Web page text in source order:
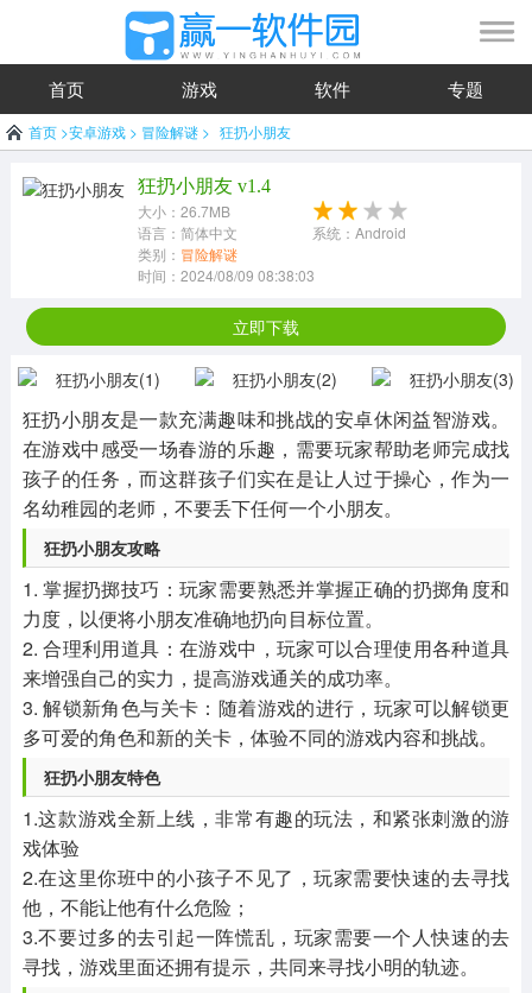
首页 游戏 软件 专题
首页 >安卓游戏 > 冒险解谜 > 狂扔小朋友
狂扔小朋友 v1.4
大小：26.7MB
语言：简体中文
系统：Android
类别： 冒险解谜
时间：2024/08/09 08:38:03
立即下载
狂扔小朋友是一款充满趣味和挑战的安卓休闲益智游戏。
在游戏中感受一场春游的乐趣，需要玩家帮助老师完成找
孩子的任务，而这群孩子们实在是让人过于操心，作为一
名幼稚园的老师，不要丢下任何一个小朋友。
狂扔小朋友攻略
1. 掌握扔掷技巧：玩家需要熟悉并掌握正确的扔掷角度和
力度，以便将小朋友准确地扔向目标位置。
2. 合理利用道具：在游戏中，玩家可以合理使用各种道具
来增强自己的实力，提高游戏通关的成功率。
3. 解锁新角色与关卡：随着游戏的进行，玩家可以解锁更
多可爱的角色和新的关卡，体验不同的游戏内容和挑战。
狂扔小朋友特色
1.这款游戏全新上线，非常有趣的玩法，和紧张刺激的游
戏体验
2.在这里你班中的小孩子不见了，玩家需要快速的去寻找
他，不能让他有什么危险；
3.不要过多的去引起一阵慌乱，玩家需要一个人快速的去
寻找，游戏里面还拥有提示，共同来寻找小明的轨迹。